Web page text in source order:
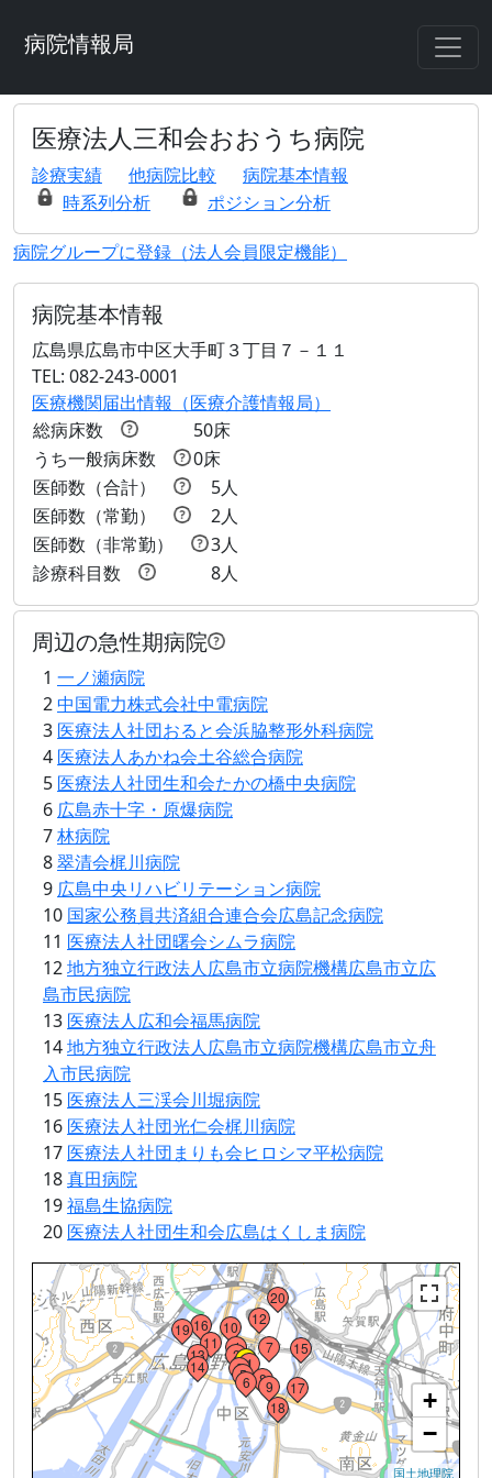
病院情報局
医療法人三和会おおうち病院
診療実績 他病院比較
病院基本情報
時系列分析
ポジション分析
病院グループに登録（法人会員限定機能）
病院基本情報
広島県広島市中区大手町３丁目７－１１
TEL: 082-243-0001
医療機関届出情報（医療介護情報局）
総病床数
50床
うち一般病床数
0床
医師数（合計）
5人
医師数（常勤）
2人
医師数（非常勤）
3人
診療科目数
8人
周辺の急性期病院
1 一ノ瀬病院
2中国電力株式会社中電病院
3 医療法人社団おると会浜脇整形外科病院
4 医療法人あかね会土谷総合病院
5 医療法人社団生和会たかの橋中央病院
6 広島赤十字・原爆病院
7林病院
8翠清会梶川病院
9 広島中央リハビリテーション病院
10 国家公務員共済組合連合会広島記念病院
11 医療法人社団曙会シムラ病院
12地方独立行政法人広島市立病院機構広島市立広
島市民病院
13 医療法人広和会福馬病院
14地方独立行政法人広島市立病院機構広島市立舟
入市民病院
15 医療法人三渓会川堀病院
16 医療法人社団光仁会梶川病院
17 医療法人社団まりも会ヒロシマ平松病院
18真田病院
19福島生協病院
20 医療法人社団生和会広島はくしま病院
Loading...
・
1
2
3
4
56
7
89
10
11
12
13
14
15
16
17
18
19
20
+
−
国土地理院